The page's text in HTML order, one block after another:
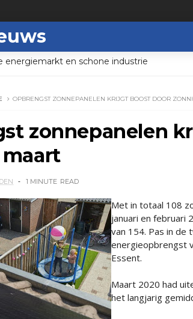
energiemarkt en schone industrie
OPBRENGST ZONNEPANELEN KRIJGT BOOST DOOR
zonnepanelen
1 MINUTE READ
Met in totaal 108
januari en februari
van 154. Pas in de
energieopbrengst
Essent.
Maart 2020 had
het langjarig